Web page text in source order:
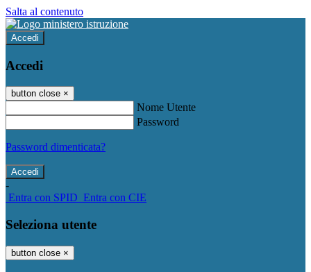
Salta al contenuto
Accedi
Accedi
button close ×
Nome Utente
Password
Password dimenticata?
-
Entra con SPID Entra con CIE
Seleziona utente
button close ×